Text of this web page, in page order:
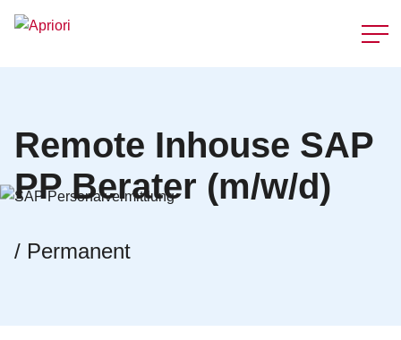
Remote Inhouse SAP
PP Berater (m/w/d)
/ Permanent